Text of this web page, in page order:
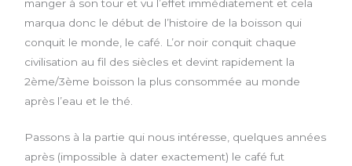
manger à son tour et vu l’effet immédiatement et cela
marqua donc le début de l’histoire de la boisson qui
conquit le monde, le café. L’or noir conquit chaque
civilisation au fil des siècles et devint rapidement la
2ème/3ème boisson la plus consommée au monde
après l’eau et le thé.
Passons à la partie qui nous intéresse, quelques années
après (impossible à dater exactement) le café fut